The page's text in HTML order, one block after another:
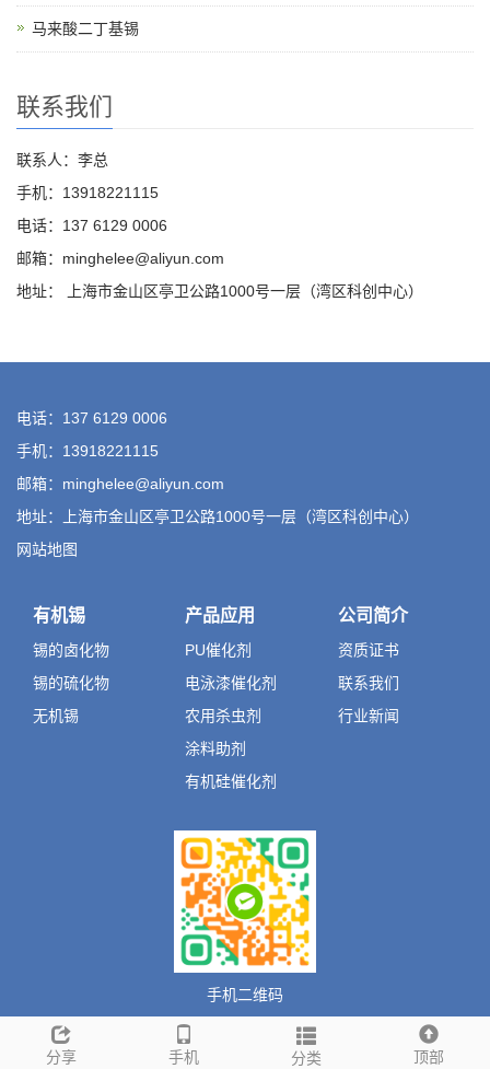
马来酸二丁基锡
联系我们
联系人：李总
手机：13918221115
电话：137 6129 0006
邮箱：minghelee@aliyun.com
地址： 上海市金山区亭卫公路1000号一层（湾区科创中心）
分享 手机 分类 顶部
电话：137 6129 0006
手机：13918221115
邮箱：minghelee@aliyun.com
地址：上海市金山区亭卫公路1000号一层（湾区科创中心）
网站地图
有机锡
锡的卤化物
锡的硫化物
无机锡
产品应用
PU催化剂
电泳漆催化剂
农用杀虫剂
涂料助剂
有机硅催化剂
公司简介
资质证书
联系我们
行业新闻
手机二维码